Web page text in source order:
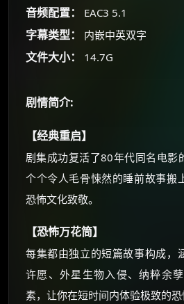
音频配置： EAC3 5.1
字幕类型： 内嵌中英双字
文件大小： 14.7G
剧情简介:
【经典重启】
剧集成功复活了80年代同名电影
个个令人毛骨悚然的睡前故事搬
恐怖文化致敬。
【恐怖万花筒】
每集都由独立的短篇故事构成，
许愿、外星生物入侵、纳粹余
素，让你在短时间内体验极致的恐
🧧 福利领取站
☕
价格有浮动，请直接搜索
还有支付宝现金红包、
优惠券、活动红包，每
☕ 海外大侠？通过